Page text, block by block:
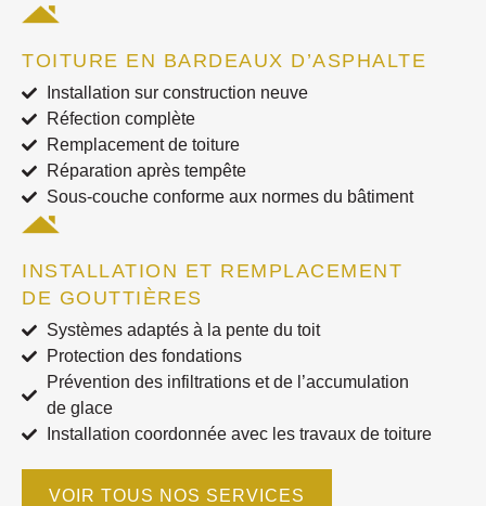
TOITURE EN BARDEAUX D’ASPHALTE
Installation sur construction neuve
Réfection complète
Remplacement de toiture
Réparation après tempête
Sous-couche conforme aux normes du bâtiment
INSTALLATION ET REMPLACEMENT
DE GOUTTIÈRES
Systèmes adaptés à la pente du toit
Protection des fondations
Prévention des infiltrations et de l’accumulation
de glace
Installation coordonnée avec les travaux de toiture
VOIR TOUS NOS SERVICES